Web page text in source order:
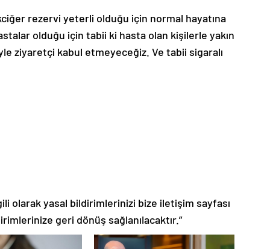
rezervi yeterli olduğu için normal hayatına
olduğu için tabii ki hasta olan kişilerle yakın
ziyaretçi kabul etmeyeceğiz. Ve tabii sigaralı
olarak yasal bildirimlerinizi bize iletişim sayfası
geri dönüş sağlanılacaktır.”